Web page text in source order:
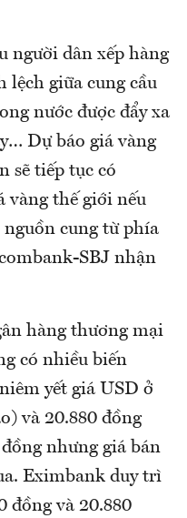
người dân xếp hàng
lệch giữa cung cầu
nước được đẩy xa
Dự báo giá vàng
sẽ tiếp tục có
vàng thế giới nếu
cung từ phía
SBJ nhận
hàng thương mại
có nhiều biến
yết giá USD ở
và 20.880 đồng
nhưng giá bán
Eximbank duy trì
đồng và 20.880